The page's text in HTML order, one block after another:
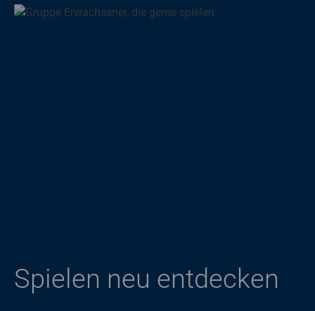
Spielen neu entdecken